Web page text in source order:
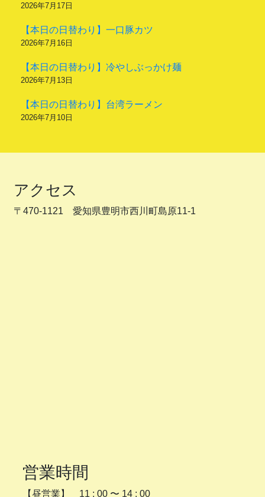
2026年7月17日
【本日の日替わり】一口豚カツ
2026年7月16日
【本日の日替わり】冷やしぶっかけ麺
2026年7月13日
【本日の日替わり】台湾ラーメン
2026年7月10日
アクセス
〒470-1121 愛知県豊明市西川町島原11-1
営業時間
【昼営業】 11 : 00 〜 14 : 00